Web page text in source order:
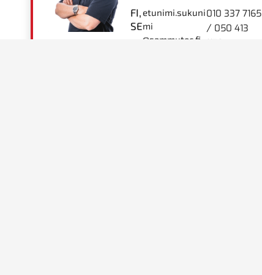
FI,
SE
etunimi.sukuni
mi
@sammutec.fi
010 337 7165
/ 050 413